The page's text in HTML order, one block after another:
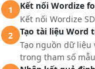
1
Kết nối Wordize
Kết nối Wordize
2
Tạo tài liệu Word
Tạo nguồn dữ
trong tham số